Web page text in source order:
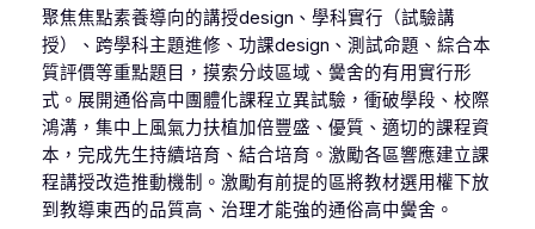
聚焦焦點素養導向的講授design、學科實行（試驗講
授）、跨學科主題進修、功課design、測試命題、綜合本
質評價等重點題目，摸索分歧區域、黌舍的有用實行形
式。展開通俗高中團體化課程立異試驗，衝破學段、校際
鴻溝，集中上風氣力扶植加倍豐盛、優質、適切的課程資
本，完成先生持續培育、結合培育。激勵各區響應建立課
程講授改造推動機制。激勵有前提的區將教材選用權下放
到教導東西的品質高、治理才能強的通俗高中黌舍。